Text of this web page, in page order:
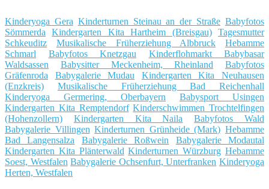
Kinderyoga Gera Kinderturnen Steinau an der Straße Babyfotos
Sömmerda
Kindergarten Kita Hartheim (Breisgau)
Tagesmutter
Schkeuditz
Musikalische Früherziehung Albbruck
Hebamme
Schmarl
Babyfotos Knetzgau
Kinderflohmarkt Babybasar
Waldsassen
Babysitter Meckenheim, Rheinland
Babyfotos
Gräfenroda
Babygalerie Mudau
Kindergarten Kita Neuhausen
(Enzkreis)
Musikalische Früherziehung Bad Reichenhall
Kinderyoga Germering, Oberbayern
Babysport Usingen
Kindergarten Kita Remptendorf Kinderschwimmen Trochtelfingen
(Hohenzollern)
Kindergarten Kita Naila
Babyfotos Wald
Babygalerie Villingen Kinderturnen Grünheide (Mark) Hebamme
Bad Langensalza
Babygalerie Roßwein
Babygalerie Modautal
Kindergarten Kita Plänterwald Kinderturnen Würzburg Hebamme
Soest, Westfalen Babygalerie Ochsenfurt, Unterfranken Kinderyoga
Herten, Westfalen